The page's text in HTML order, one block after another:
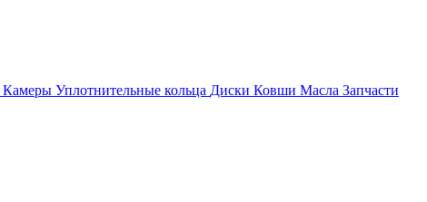
Камеры Уплотнительные кольца Диски Ковши Масла Запчасти